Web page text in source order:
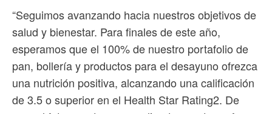
“Seguimos avanzando hacia nuestros objetivos de
salud y bienestar. Para finales de este año,
esperamos que el 100% de nuestro portafolio de
pan, bollería y productos para el desayuno ofrezca
una nutrición positiva, alcanzando una calificación
de 3.5 o superior en el Health Star Rating2. De